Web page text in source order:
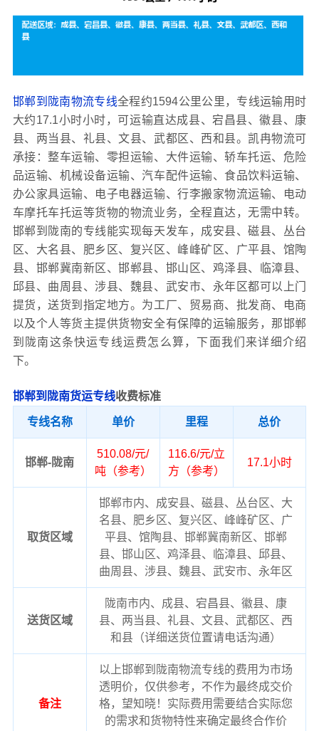
邯郸到陇南物流专线全程约1594公里公里，专线运输用时
大约17.1小时小时，可运输直达成县、宕昌县、徽县、康
县、两当县、礼县、文县、武都区、西和县。凯冉物流可
承接：整车运输、零担运输、大件运输、轿车托运、危险
品运输、机械设备运输、汽车配件运输、食品饮料运输、
办公家具运输、电子电器运输、行李搬家物流运输、电动
车摩托车托运等货物的物流业务，全程直达，无需中转。
邯郸到陇南的专线能实现每天发车，成安县、磁县、丛台
区、大名县、肥乡区、复兴区、峰峰矿区、广平县、馆陶
县、邯郸冀南新区、邯郸县、邯山区、鸡泽县、临漳县、
邱县、曲周县、涉县、魏县、武安市、永年区都可以上门
提货，送货到指定地方。为工厂、贸易商、批发商、电商
以及个人等货主提供货物安全有保障的运输服务，那邯郸
到陇南这条快运专线运费怎么算，下面我们来详细介绍
下。
邯郸到陇南货运专线收费标准
专线名称 单价 里程 总价
邯郸-陇南
510.08/元/
吨（参考）
116.6/元/立
方（参考）
17.1小时
取货区域
邯郸市内、成安县、磁县、丛台区、大
名县、肥乡区、复兴区、峰峰矿区、广
平县、馆陶县、邯郸冀南新区、邯郸
县、邯山区、鸡泽县、临漳县、邱县、
曲周县、涉县、魏县、武安市、永年区
送货区域
陇南市内、成县、宕昌县、徽县、康
县、两当县、礼县、文县、武都区、西
和县（详细送货位置请电话沟通）
备注
以上邯郸到陇南物流专线的费用为市场
透明价，仅供参考，不作为最终成交价
格，望知晓！实际费用需要结合实际您
的需求和货物特性来确定最终合作价